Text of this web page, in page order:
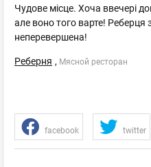
Чудове місце. Хоча ввечері
але воно того варте! Реберця
неперевершена!
Реберня , Мясной ресторан
facebook twitter